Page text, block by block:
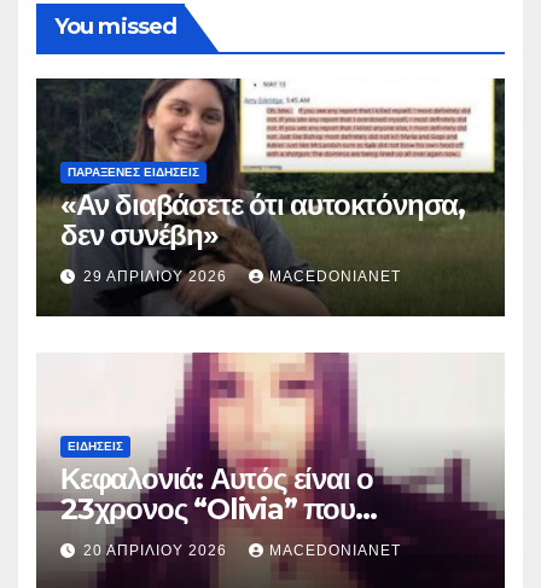
You missed
ΠΑΡΆΞΕΝΕΣ ΕΙΔΉΣΕΙΣ
«Αν διαβάσετε ότι αυτοκτόνησα,
δεν συνέβη»
29 ΑΠΡΙΛΊΟΥ 2026 MACEDONIANET
ΕΙΔΉΣΕΙΣ
Κεφαλονιά: Αυτός είναι ο
23χρονος “Olivia” που
κατηγορείται για τον θάνατο της
Μυρτούς
20 ΑΠΡΙΛΊΟΥ 2026 MACEDONIANET